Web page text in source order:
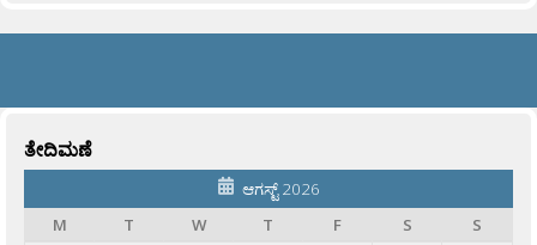
ತೇದಿಮಣೆ
ಆಗಸ್ಟ್ 2026
M
T W T F S
S